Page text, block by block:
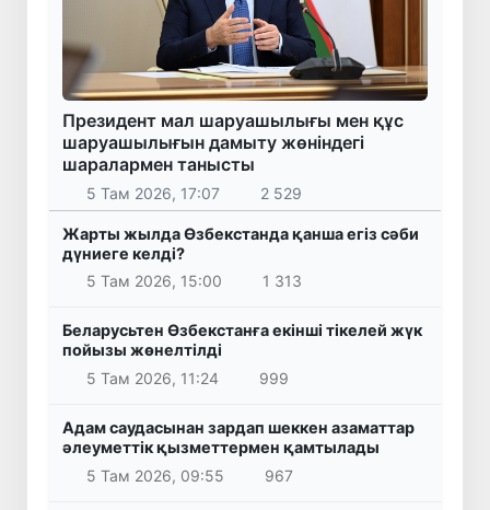
Президент мал шаруашылығы мен құс
шаруашылығын дамыту жөніндегі
шаралармен танысты
5 Там 2026, 17:07 2 529
Жарты жылда Өзбекстанда қанша егіз сәби
дүниеге келді?
5 Там 2026, 15:00
1 313
Беларусьтен Өзбекстанға екінші тікелей жүк
пойызы жөнелтілді
5 Там 2026, 11:24
999
Адам саудасынан зардап шеккен азаматтар
әлеуметтік қызметтермен қамтылады
5 Там 2026, 09:55
967